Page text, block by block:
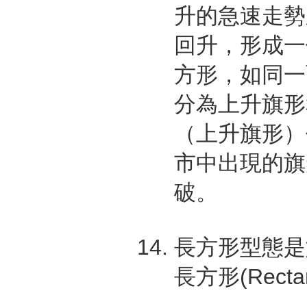
升的急速走
回升，形成
方形，如同
分為上升旗
（上升旗形
市中出現的
破。
長方形型態
長方形